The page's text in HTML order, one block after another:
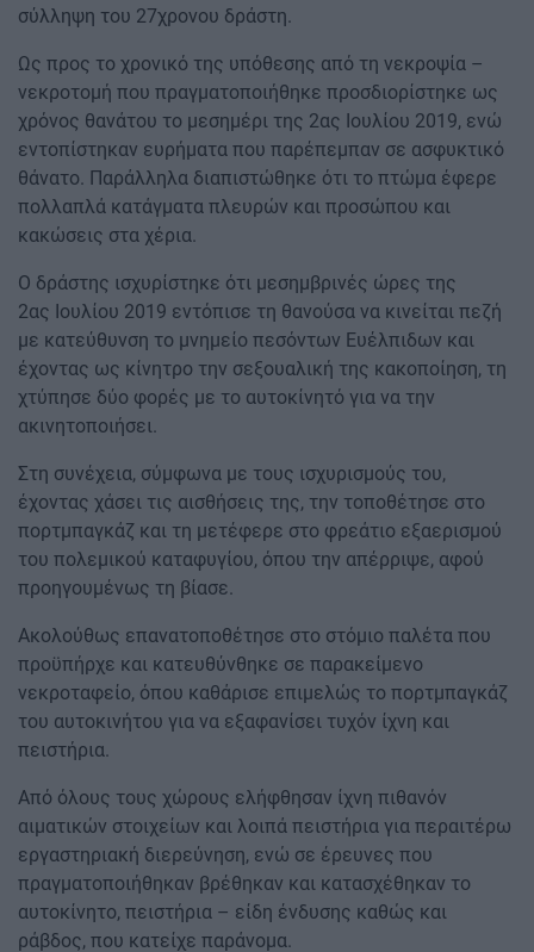
σύλληψη του 27χρονου δράστη.
Ως προς το χρονικό της υπόθεσης από τη νεκροψία –
νεκροτομή που πραγματοποιήθηκε προσδιορίστηκε ως
χρόνος θανάτου το μεσημέρι της 2ας Ιουλίου 2019, ενώ
εντοπίστηκαν ευρήματα που παρέπεμπαν σε ασφυκτικό
θάνατο. Παράλληλα διαπιστώθηκε ότι το πτώμα έφερε
πολλαπλά κατάγματα πλευρών και προσώπου και
κακώσεις στα χέρια.
Ο δράστης ισχυρίστηκε ότι μεσημβρινές ώρες της
2ας Ιουλίου 2019 εντόπισε τη θανούσα να κινείται πεζή
με κατεύθυνση το μνημείο πεσόντων Ευέλπιδων και
έχοντας ως κίνητρο την σεξουαλική της κακοποίηση, τη
χτύπησε δύο φορές με το αυτοκίνητό για να την
ακινητοποιήσει.
Στη συνέχεια, σύμφωνα με τους ισχυρισμούς του,
έχοντας χάσει τις αισθήσεις της, την τοποθέτησε στο
πορτμπαγκάζ και τη μετέφερε στο φρεάτιο εξαερισμού
του πολεμικού καταφυγίου, όπου την απέρριψε, αφού
προηγουμένως τη βίασε.
Ακολούθως επανατοποθέτησε στο στόμιο παλέτα που
προϋπήρχε και κατευθύνθηκε σε παρακείμενο
νεκροταφείο, όπου καθάρισε επιμελώς το πορτμπαγκάζ
του αυτοκινήτου για να εξαφανίσει τυχόν ίχνη και
πειστήρια.
Από όλους τους χώρους ελήφθησαν ίχνη πιθανόν
αιματικών στοιχείων και λοιπά πειστήρια για περαιτέρω
εργαστηριακή διερεύνηση, ενώ σε έρευνες που
πραγματοποιήθηκαν βρέθηκαν και κατασχέθηκαν το
αυτοκίνητο, πειστήρια – είδη ένδυσης καθώς και
ράβδος, που κατείχε παράνομα.